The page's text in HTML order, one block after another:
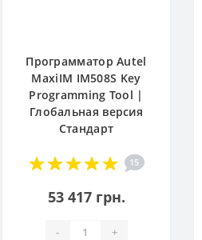
Программатор Autel
MaxiIM IM508S Key
Programming Tool |
Глобальная версия
Стандарт
15
53 417 грн.
- +